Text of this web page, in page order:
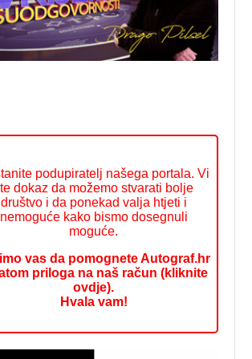
podupiratelj našega portala. Vi
dokaz da možemo stvarati bolje
društvo i da ponekad valja htjeti i
nemoguće kako bismo dosegnuli
moguće.
vas da pomognete Autograf.hr
priloga na naš račun (kliknite
ovdje).
Hvala vam!